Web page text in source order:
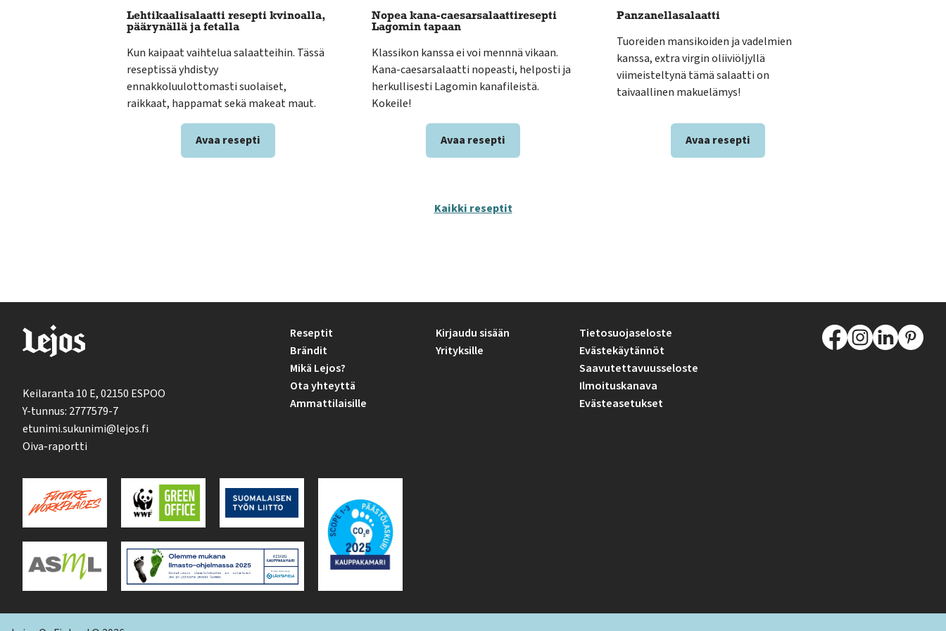
Lehtikaalisalaatti resepti kvinoalla,
päärynällä ja fetalla
Kun kaipaat vaihtelua salaatteihin. Tässä
reseptissä yhdistyy
ennakkoluulottomasti suolaiset,
raikkaat, happamat sekä makeat maut.
Avaa resepti
Nopea kana-caesarsalaattiresepti
Lagomin tapaan
Klassikon kanssa ei voi mennnä vikaan.
Kana-caesarsalaatti nopeasti, helposti ja
herkullisesti Lagomin kanafileistä.
Kokeile!
Avaa resepti
Panzanellasalaatti
Tuoreiden mansikoiden ja vadelmien
kanssa, extra virgin oliiviöljyllä
viimeisteltynä tämä salaatti on
taivaallinen makuelämys!
Avaa resepti
Kaikki reseptit
Keilaranta 10 E, 02150 ESPOO
Y-tunnus: 2777579-7
etunimi.sukunimi@lejos.fi
Oiva-raportti
Reseptit
Brändit
Mikä Lejos?
Ota yhteyttä
Ammattilaisille
Kirjaudu sisään
Yrityksille
Tietosuojaseloste
Evästekäytännöt
Saavutettavuusseloste
Ilmoituskanava
Evästeasetukset